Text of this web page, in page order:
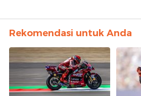
Rekomendasi untuk Anda